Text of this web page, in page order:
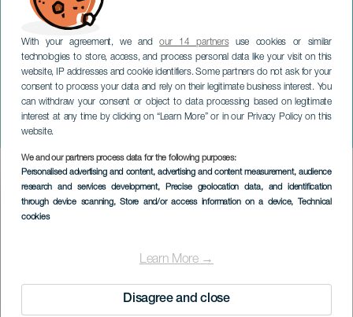
With your agreement, we andour 14 partnersuse cookies or similar
technologies to store, access, and process personal data like your visit on this
website, IP addresses and cookie identifiers. Some partners do not ask for your
consent to process your data and rely on their legitimate business interest. You
can withdraw your consent or object to data processing based on legitimate
interest at any time by clicking on “Learn More” or in our Privacy Policy on this
website.
We and our partners process data for the following purposes:
Personalised advertising and content, advertising and content measurement, audience
research and services development, Precise geolocation data, and identification
through device scanning, Store and/or access information on a device, Technical
cookies
Learn More →
Disagree and close
La régate internationale
d'Halloween
LANZAROTE
Imagen
Listado